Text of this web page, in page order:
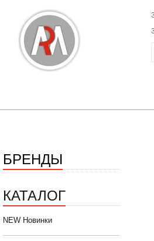
БРЕНДЫ
КАТАЛОГ
NEW Новинки